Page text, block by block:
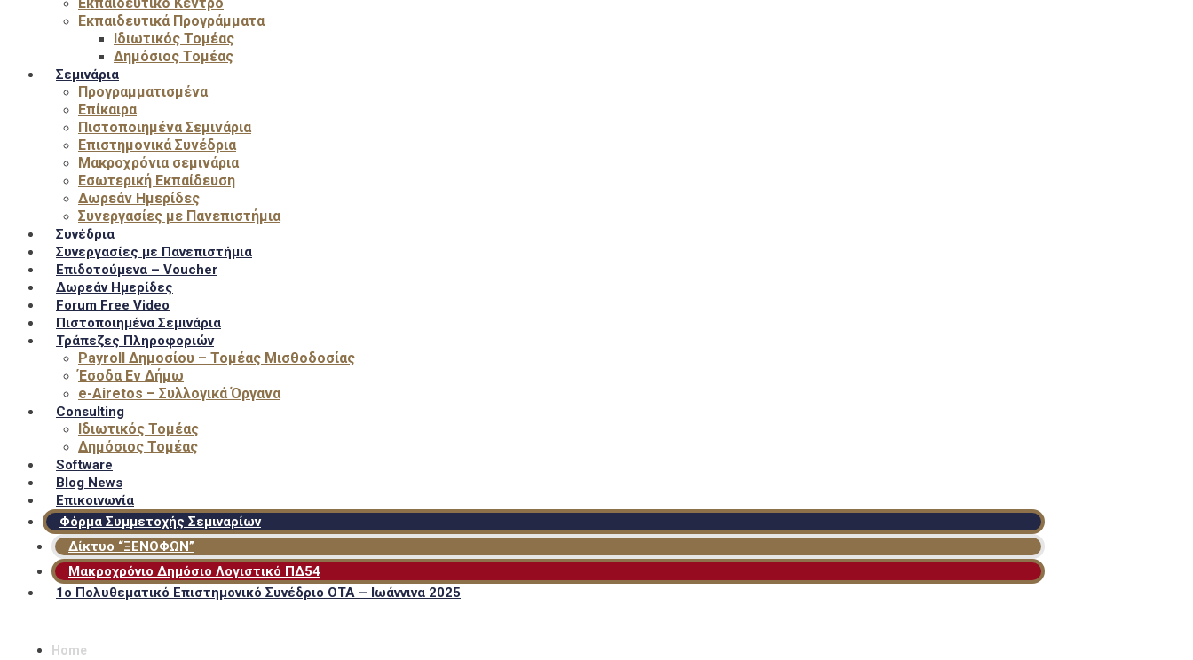
Εκπαιδευτικά Προγράμματα
Ιδιωτικός Τομέας
Δημόσιος Τομέας
Σεμινάρια
Προγραμματισμένα
Επίκαιρα
Πιστοποιημένα Σεμινάρια
Επιστημονικά Συνέδρια
Μακροχρόνια σεμινάρια
Εσωτερική Εκπαίδευση
Δωρεάν Ημερίδες
Συνεργασίες με Πανεπιστήμια
Συνέδρια
Συνεργασίες με Πανεπιστήμια
Επιδοτούμενα – Voucher
Δωρεάν Ημερίδες
Forum Free Video
Πιστοποιημένα Σεμινάρια
Τράπεζες Πληροφοριών
Payroll Δημοσίου – Τομέας Μισθοδοσίας
Έσοδα Εν Δήμω
e-Airetos – Συλλογικά Όργανα
Consulting
Ιδιωτικός Τομέας
Δημόσιος Τομέας
Software
Blog News
Επικοινωνία
Φόρμα Συμμετοχής Σεμιναρίων
Δίκτυο “ΞΕΝΟΦΩΝ”
Μακροχρόνιο Δημόσιο Λογιστικό ΠΔ54
1ο Πολυθεματικό Επιστημονικό Συνέδριο ΟΤΑ – Ιωάννινα 2025
Home